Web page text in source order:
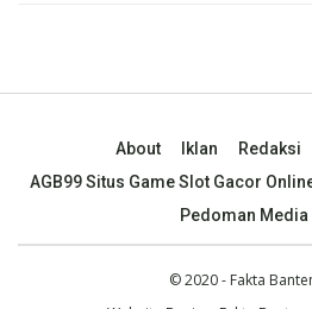
About Iklan Redaksi
AGB99 Situs Game Slot Gacor
Pedoman Media
© 2020 - Fakta